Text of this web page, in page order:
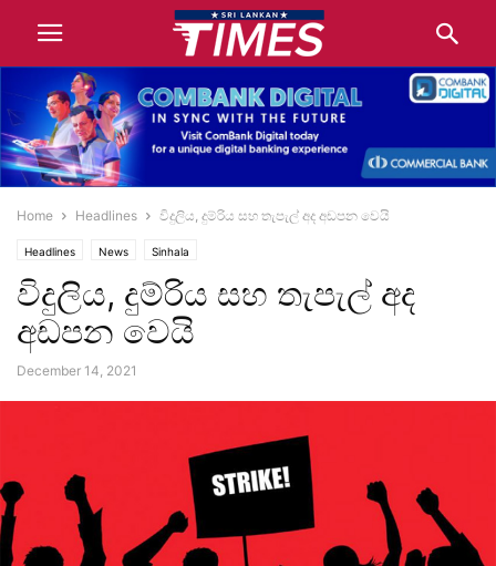
Home Headlines විදුලිය, දුම්රිය සහ තැපැල් අද අඩපන වෙයි
Headlines News Sinhala
විදුලිය, දුම්රිය සහ තැපැල් අද
අඩපන වෙයි
December 14, 2021